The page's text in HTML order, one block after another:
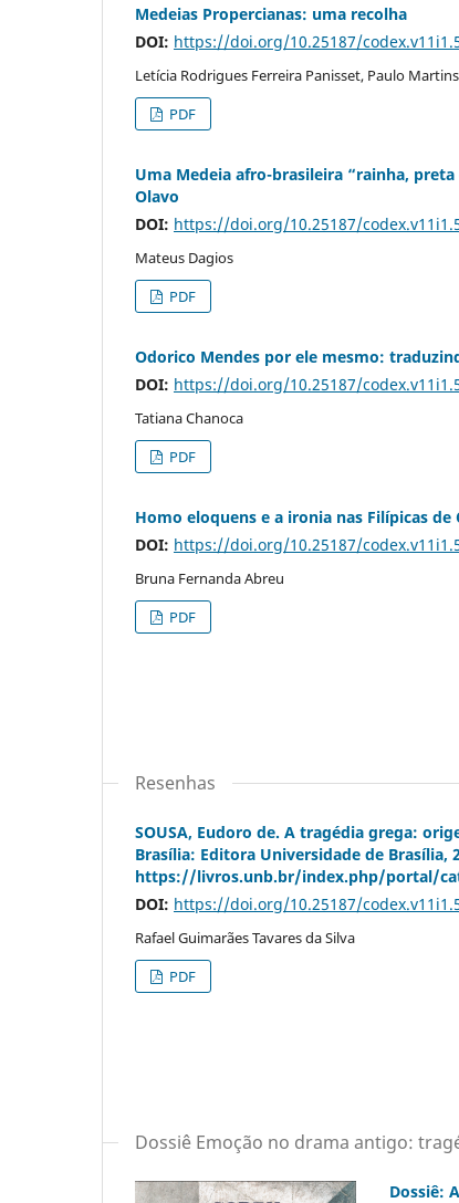
Medeias Propercianas: uma recolha
DOI: https://doi.org/10.25187/
Letícia Rodrigues Ferreira Panisset, Paulo Martins
PDF
Uma Medeia afro-brasileira “rainha,
Olavo
DOI: https://doi.org/10.25187/
Mateus Dagios
PDF
Odorico Mendes por ele mesmo:
DOI: https://doi.org/10.25187/
Tatiana Chanoca
PDF
Homo eloquens e a ironia nas Filípicas de
DOI: https://doi.org/10.25187/
Bruna Fernanda Abreu
PDF
Resenhas
SOUSA, Eudoro de. A tragédia grega:
Brasília: Editora Universidade de Brasília,
https://livros.unb.br/index.php/portal/
DOI: https://doi.org/10.25187/
Rafael Guimarães Tavares da Silva
PDF
Dossiê Emoção no drama antigo:
Dossiê: